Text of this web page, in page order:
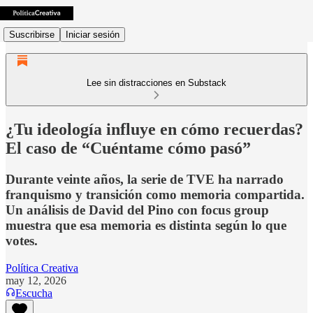
Suscribirse Iniciar sesión
Lee sin distracciones en Substack
¿Tu ideología influye en cómo recuerdas?
El caso de “Cuéntame cómo pasó”
Durante veinte años, la serie de TVE ha narrado
franquismo y transición como memoria compartida.
Un análisis de David del Pino con focus group
muestra que esa memoria es distinta según lo que
votes.
Política Creativa
may 12, 2026
Escucha